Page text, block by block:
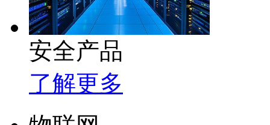
安全产品
了解更多